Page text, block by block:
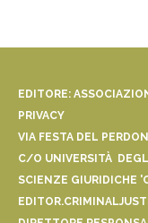
EDITORE:
PRIVACY
VIA FESTA DEL
C/O UNIVERSITÀ
SCIENZE GIURIDICHE